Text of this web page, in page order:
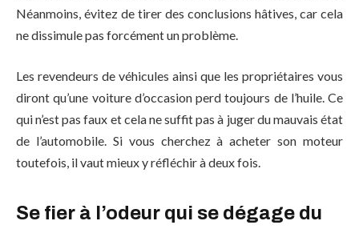
Néanmoins, évitez de tirer des conclusions hâtives, car cela
ne dissimule pas forcément un problème.
Les revendeurs de véhicules ainsi que les propriétaires vous
diront qu’une voiture d’occasion perd toujours de l’huile. Ce
qui n’est pas faux et cela ne suffit pas à juger du mauvais état
de l’automobile. Si vous cherchez à acheter son moteur
toutefois, il vaut mieux y réfléchir à deux fois.
Se fier à l’odeur qui se dégage du